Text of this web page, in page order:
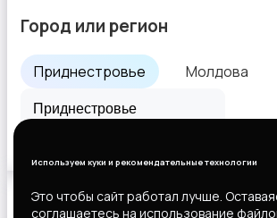
Используем куки и рекомендательные технологии
Это чтобы сайт работал лучше.
соглашаетесь на использование
Город или регион
Приднестровье Молдова